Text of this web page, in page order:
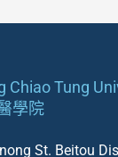
Chiao Tung
學院
St. Beitou